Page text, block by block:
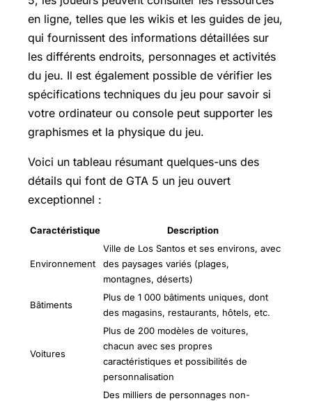
en ligne, telles que les wikis et les guides de jeu,
qui fournissent des informations détaillées sur
les différents endroits, personnages et activités
du jeu. Il est également possible de vérifier les
spécifications techniques du jeu pour savoir si
votre ordinateur ou console peut supporter les
graphismes et la physique du jeu.
Voici un tableau résumant quelques-uns des
détails qui font de GTA 5 un jeu ouvert
exceptionnel :
Caractéristique Description
Environnement
Ville de Los Santos et ses environs, avec
des paysages variés (plages,
montagnes, déserts)
Bâtiments
Plus de 1 000 bâtiments uniques, dont
des magasins, restaurants, hôtels, etc.
Voitures
Plus de 200 modèles de voitures,
chacun avec ses propres
caractéristiques et possibilités de
personnalisation
Des milliers de personnages non-